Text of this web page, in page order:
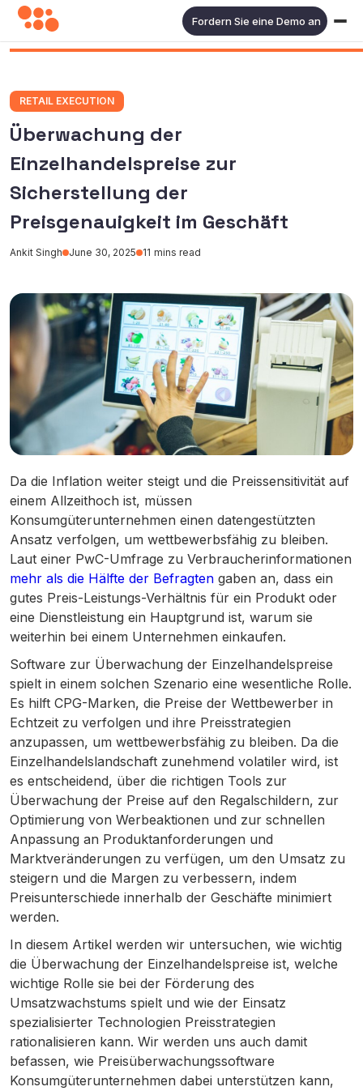
Fordern Sie eine Demo an
RETAIL EXECUTION
Überwachung der
Einzelhandelspreise zur
Sicherstellung der
Preisgenauigkeit im Geschäft
Ankit Singh June 30, 2025 11 mins read
Da die Inflation weiter steigt und die Preissensitivität auf
einem Allzeithoch ist, müssen
Konsumgüterunternehmen einen datengestützten
Ansatz verfolgen, um wettbewerbsfähig zu bleiben.
Laut einer PwC-Umfrage zu Verbraucherinformationen
mehr als die Hälfte der Befragten gaben an, dass ein
gutes Preis-Leistungs-Verhältnis für ein Produkt oder
eine Dienstleistung ein Hauptgrund ist, warum sie
weiterhin bei einem Unternehmen einkaufen.
Software zur Überwachung der Einzelhandelspreise
spielt in einem solchen Szenario eine wesentliche Rolle.
Es hilft CPG-Marken, die Preise der Wettbewerber in
Echtzeit zu verfolgen und ihre Preisstrategien
anzupassen, um wettbewerbsfähig zu bleiben. Da die
Einzelhandelslandschaft zunehmend volatiler wird, ist
es entscheidend, über die richtigen Tools zur
Überwachung der Preise auf den Regalschildern, zur
Optimierung von Werbeaktionen und zur schnellen
Anpassung an Produktanforderungen und
Marktveränderungen zu verfügen, um den Umsatz zu
steigern und die Margen zu verbessern, indem
Preisunterschiede innerhalb der Geschäfte minimiert
werden.
In diesem Artikel werden wir untersuchen, wie wichtig
die Überwachung der Einzelhandelspreise ist, welche
wichtige Rolle sie bei der Förderung des
Umsatzwachstums spielt und wie der Einsatz
spezialisierter Technologien Preisstrategien
rationalisieren kann. Wir werden uns auch damit
befassen, wie Preisüberwachungssoftware
Konsumgüterunternehmen dabei unterstützen kann,